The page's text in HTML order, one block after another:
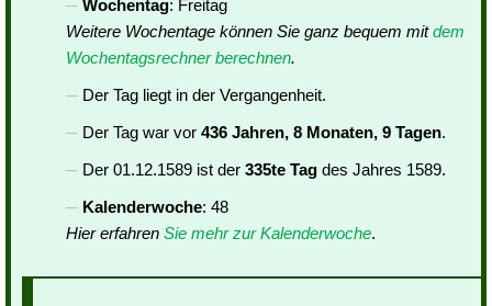
Wochentag: Freitag
Weitere Wochentage können Sie ganz bequem mitdem
Wochentagsrechner berechnen.
Der Tag liegt in der Vergangenheit.
Der Tag war vor 436 Jahren, 8 Monaten, 9 Tagen.
Der 01.12.1589 ist der 335te Tag des Jahres 1589.
Kalenderwoche: 48
Hier erfahren Sie mehr zur Kalenderwoche.